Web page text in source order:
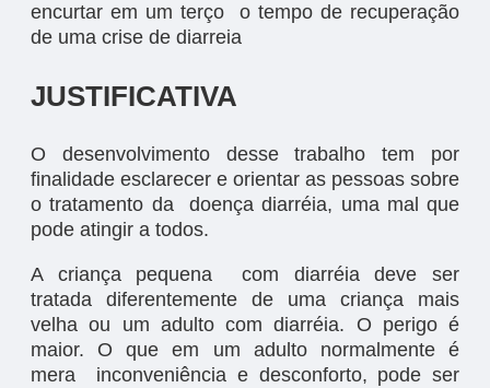
encurtar em um terço o tempo de recuperação
de uma crise de diarreia
JUSTIFICATIVA
O desenvolvimento desse trabalho tem por
finalidade esclarecer e orientar as pessoas sobre
o tratamento da doença diarréia, uma mal que
pode atingir a todos.
A criança pequena com diarréia deve ser
tratada diferentemente de uma criança mais
velha ou um adulto com diarréia. O perigo é
maior. O que em um adulto normalmente é
mera inconveniência e desconforto, pode ser